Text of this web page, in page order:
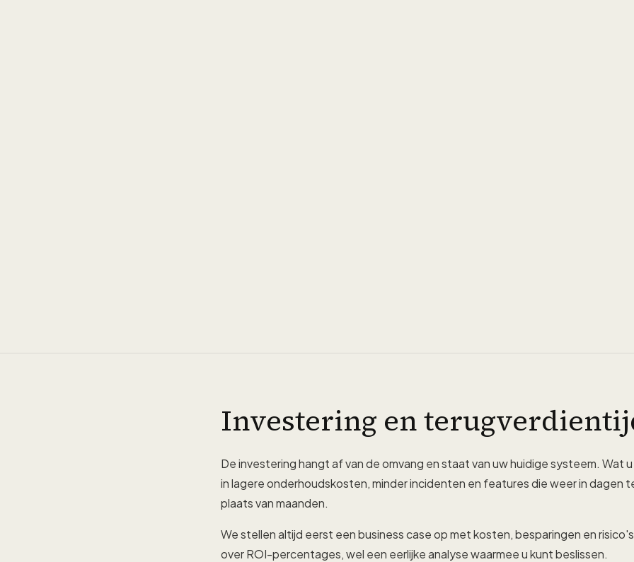
Investering en
De investering hangt af van de omvang en staat van uw huidige systeem. Wat
in lagere onderhoudskosten, minder incidenten en features die weer in dagen
plaats van maanden.
We stellen altijd eerst een business case op met kosten, besparingen en
over ROI-percentages, wel een eerlijke analyse waarmee u kunt beslissen.